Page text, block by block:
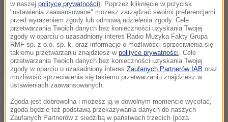
właśnie RX J1140.1+0307. Co więcej, obliczenia
wskazują, że ta galaktyka ma w centrum najlżejszą
ze znanych nam czarnych dziur leżących w centrum
galaktyk, które mają jądra emitujące intensywne
promieniowanie.
Problem w tym, że konkretne obliczenia w przypadku
akurat tej galaktyki nie bardzo się zgadzają. Jeśli
w naszej polityce prywatności). Poprzez kliknięcie w przycisk
"ustawienia zaawansowane" możesz zarządzać swoimi preferencjami
przed wyrażeniem zgody lub odmową udzielenia zgody. Cele
przetwarzania Twoich danych bez konieczności uzyskania Twojej
zgody w oparciu o uzasadniony interes Radio Muzyka Fakty Grupa
RMF sp. z o.o. sp. k. oraz informacje o możliwości sprzeciwienia się
takiemu przetwarzaniu znajdziesz w polityce prywatności. Cele
przetwarzania Twoich danych bez konieczności uzyskania Twojej
zgody w oparciu o uzasadniony interes Zaufanych Partnerów IAB oraz
możliwość sprzeciwienia się takiemu przetwarzaniu znajdziesz w
ustawieniach zaawansowanych.
Zgoda jest dobrowolna i możesz ją w dowolnym momencie wycofać,
zgoda będzie też podstawą przekazywania danych do naszych
Zaufanych Partnerów z siedzibą w państwach trzecich (poza